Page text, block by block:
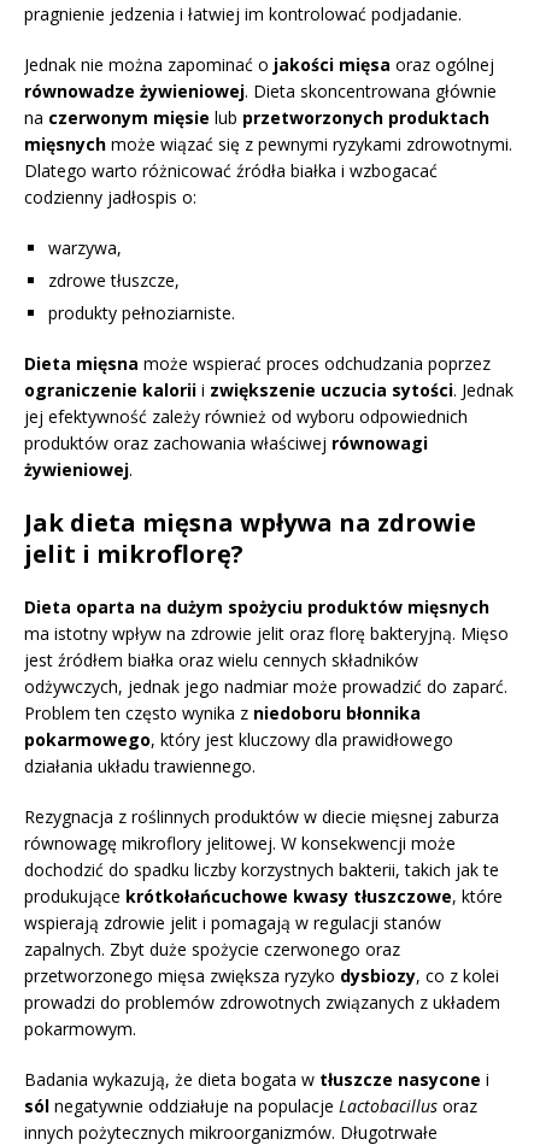
pragnienie jedzenia i łatwiej im kontrolować podjadanie.
Jednak nie można zapominać o jakości mięsa oraz ogólnej
równowadze żywieniowej. Dieta skoncentrowana głównie
na czerwonym mięsie lub przetworzonych produktach
mięsnych może wiązać się z pewnymi ryzykami zdrowotnymi.
Dlatego warto różnicować źródła białka i wzbogacać
codzienny jadłospis o:
warzywa,
zdrowe tłuszcze,
produkty pełnoziarniste.
Dieta mięsna może wspierać proces odchudzania poprzez
ograniczenie kalorii i zwiększenie uczucia sytości. Jednak
jej efektywność zależy również od wyboru odpowiednich
produktów oraz zachowania właściwej równowagi
żywieniowej.
Jak dieta mięsna wpływa na zdrowie
jelit i mikroflorę?
Dieta oparta na dużym spożyciu produktów mięsnych
ma istotny wpływ na zdrowie jelit oraz florę bakteryjną. Mięso
jest źródłem białka oraz wielu cennych składników
odżywczych, jednak jego nadmiar może prowadzić do zaparć.
Problem ten często wynika z niedoboru błonnika
pokarmowego, który jest kluczowy dla prawidłowego
działania układu trawiennego.
Rezygnacja z roślinnych produktów w diecie mięsnej zaburza
równowagę mikroflory jelitowej. W konsekwencji może
dochodzić do spadku liczby korzystnych bakterii, takich jak te
produkujące krótkołańcuchowe kwasy tłuszczowe, które
wspierają zdrowie jelit i pomagają w regulacji stanów
zapalnych. Zbyt duże spożycie czerwonego oraz
przetworzonego mięsa zwiększa ryzyko dysbiozy, co z kolei
prowadzi do problemów zdrowotnych związanych z układem
pokarmowym.
Badania wykazują, że dieta bogata w tłuszcze nasycone i
sól negatywnie oddziałuje na populacje Lactobacillus oraz
innych pożytecznych mikroorganizmów. Długotrwałe